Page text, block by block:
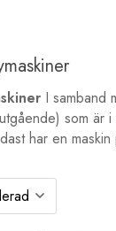
I samband
som är
har en